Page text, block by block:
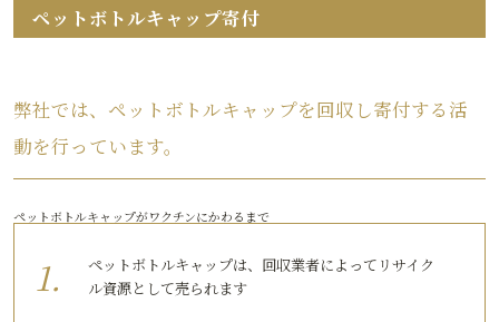
ペットボトルキャップ寄付
弊社では、ペットボトルキャップを回収し寄付する活
動を行っています。
ペットボトルキャップがワクチンにかわるまで
ペットボトルキャップは、回収業者によってリサイク
ル資源として売られます